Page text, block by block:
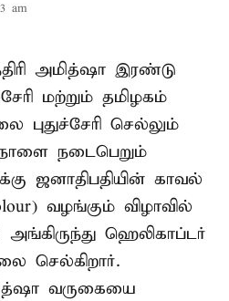
am
அமித்ஷா இரண்டு
மற்றும் தமிழகம்
புதுச்சேரி செல்லும்
நடைபெறும்
ஜனாதிபதியின் காவல்
வழங்கும் விழாவில்
அங்கிருந்து ஹெலிகாப்டர்
செல்கிறார்.
வருகையை